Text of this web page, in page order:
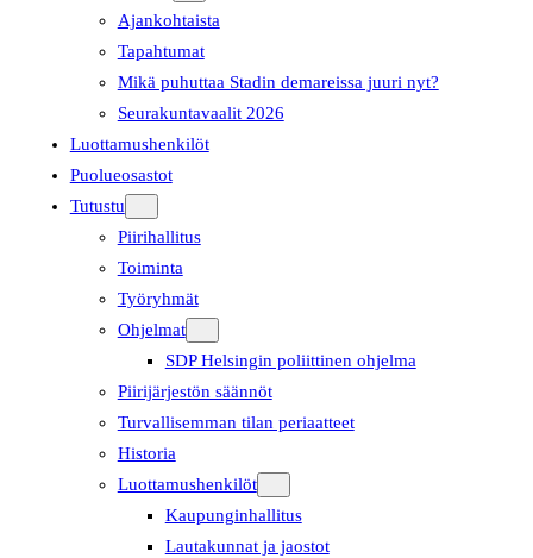
Ajankohtaista
Tapahtumat
Mikä puhuttaa Stadin demareissa juuri nyt?
Seurakuntavaalit 2026
Luottamushenkilöt
Puolueosastot
Tutustu
Piirihallitus
Toiminta
Työryhmät
Ohjelmat
SDP Helsingin poliittinen ohjelma
Piirijärjestön säännöt
Turvallisemman tilan periaatteet
Historia
Luottamushenkilöt
Kaupunginhallitus
Lautakunnat ja jaostot